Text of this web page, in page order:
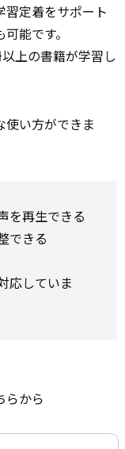
習定着をサポート
能です。
上の書籍が学習し
使い方ができま
を再生できる
できる
応していま
から